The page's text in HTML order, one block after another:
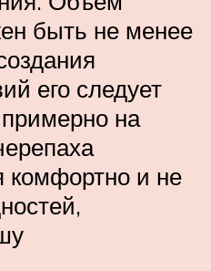
быть не менее
его следует
на
комфортно и не